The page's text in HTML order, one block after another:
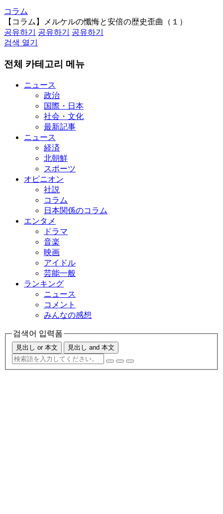
コラム
【コラム】メルケルの懺悔と安倍の歴史歪曲（１）
공유하기
공유하기
공유하기
검색 열기
전체 카테고리 메뉴
ニュース
政治
国際・日本
社会・文化
最新記事
ニュース
経済
北朝鮮
スポーツ
オピニオン
社説
コラム
日本関係のコラム
エンタメ
ドラマ
音楽
映画
アイドル
芸能一般
ランキング
ニュース
コメント
みんなの感想
검색어 입력폼
見出し or 本文 見出し and 本文